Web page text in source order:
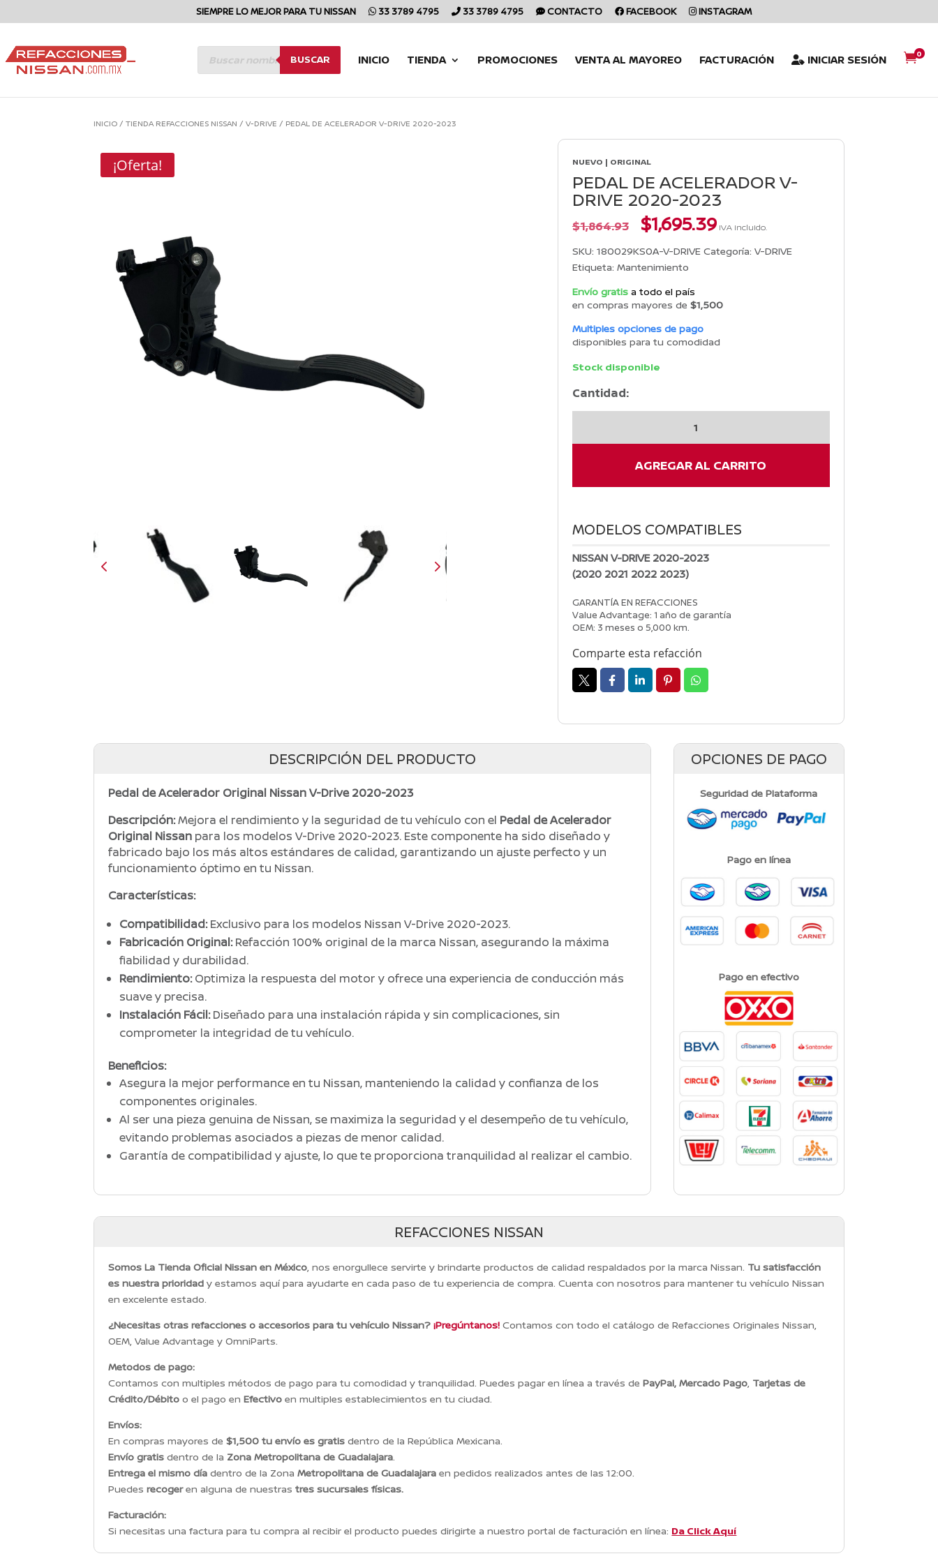
SIEMPRE LO MEJOR PARA TU NISSAN 33 3789 4795 33 3789 4795 CONTACTO FACEBOOK INSTAGRAM
BÚSQUEDA
DE
PRODUCTOS
BUSCAR INICIO TIENDA PROMOCIONES VENTA AL MAYOREO FACTURACIÓN INICIAR SESIÓN 0
INICIO /TIENDA REFACCIONES NISSAN /V-DRIVE / PEDAL DE ACELERADOR V-DRIVE 2020-2023
¡Oferta! NUEVO | ORIGINAL
PEDAL DE ACELERADOR V-
DRIVE 2020-2023
$1,864.93 El
precio
original
era:
$1,864.93.
$1,695.39El
precio
actual
IVA incluido.
SKU: 180029KS0A-V-DRIVE Categoría: V-DRIVE
Etiqueta: Mantenimiento
Envío gratis a todo el país
en compras mayores de $1,500
Multiples opciones de pago
disponibles para tu comodidad
Stock disponible
Cantidad:
cantidad
AGREGAR AL CARRITO
MODELOS COMPATIBLES
NISSAN V-DRIVE 2020-2023
(2020 2021 2022 2023)
GARANTÍA EN REFACCIONES
Value Advantage: 1 año de garantía
OEM: 3 meses o 5,000 km.
Comparte esta refacción
DESCRIPCIÓN DEL PRODUCTO
Pedal de Acelerador Original Nissan V-Drive 2020-2023
Descripción:Mejora el rendimiento y la seguridad de tu vehículo con el Pedal de Acelerador
Original Nissan para los modelos V-Drive 2020-2023. Este componente ha sido diseñado y
fabricado bajo los más altos estándares de calidad, garantizando un ajuste perfecto y un
funcionamiento óptimo en tu Nissan.
Características:
Compatibilidad:Exclusivo para los modelos Nissan V-Drive 2020-2023.
Fabricación Original:Refacción 100% original de la marca Nissan, asegurando la máxima
fiabilidad y durabilidad.
Rendimiento:Optimiza la respuesta del motor y ofrece una experiencia de conducción más
suave y precisa.
Instalación Fácil:Diseñado para una instalación rápida y sin complicaciones, sin
comprometer la integridad de tu vehículo.
Beneficios:
Asegura la mejor performance en tu Nissan, manteniendo la calidad y confianza de los
componentes originales.
Al ser una pieza genuina de Nissan, se maximiza la seguridad y el desempeño de tu vehículo,
evitando problemas asociados a piezas de menor calidad.
Garantía de compatibilidad y ajuste, lo que te proporciona tranquilidad al realizar el cambio.
OPCIONES DE PAGO
Seguridad de Plataforma
Pago en línea
Pago en efectivo
REFACCIONES NISSAN
Somos La Tienda Oficial Nissan en México , nos enorgullece servirte y brindarte productos de calidad respaldados por la marca Nissan. Tu satisfacción
es nuestra prioridad y estamos aquí para ayudarte en cada paso de tu experiencia de compra. Cuenta con nosotros para mantener tu vehículo Nissan
en excelente estado.
¿Necesitas otras refacciones o accesorios para tu vehículo Nissan?¡Pregúntanos! Contamos con todo el catálogo de Refacciones Originales Nissan,
OEM, Value Advantage y OmniParts.
Metodos de pago:
Contamos con multiples métodos de pago para tu comodidad y tranquilidad. Puedes pagar en línea a través dePayPal, Mercado Pago Tarjetas de
Crédito/Débito o el pago enEfectivo en multiples establecimientos en tu ciudad.
Envíos:
En compras mayores de$1,500 tu envío es gratis dentro de la República Mexicana.
Envío gratis dentro de la Zona Metropolitana de Guadalajara
Entrega el mismo día dentro de la ZonaMetropolitana de Guadalajara en pedidos realizados antes de las 12:00.
Puedesrecogeren alguna de nuestrastres sucursales físicas.
Facturación:
Si necesitas una factura para tu compra al recibir el producto puedes dirigirte a nuestro portal de facturación en línea: Da Click Aquí